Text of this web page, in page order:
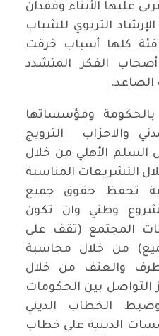
عليها الأبناء وفقدان
التربوي للشباب
كلها أسباب خرقت
الفكر المتشدد
الصاعد.
بالحكومة ومؤسساتها
والاحزاب الترويج
الأهلي من خلال
التشريعات المناسبة
تحفظ حقوق جميع
وطني وان تكون
المجتمع (تقف على
من خلال محاسبة
والعنف من خلال
التواصل بين الحكومات
وضبط الخطاب الديني
الدينية على خطاب